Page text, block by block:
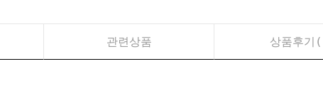
관련상품 상품후기(